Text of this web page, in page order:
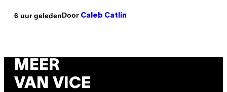
6 uur geledenDoor Caleb Catlin
MEER
VAN VICE